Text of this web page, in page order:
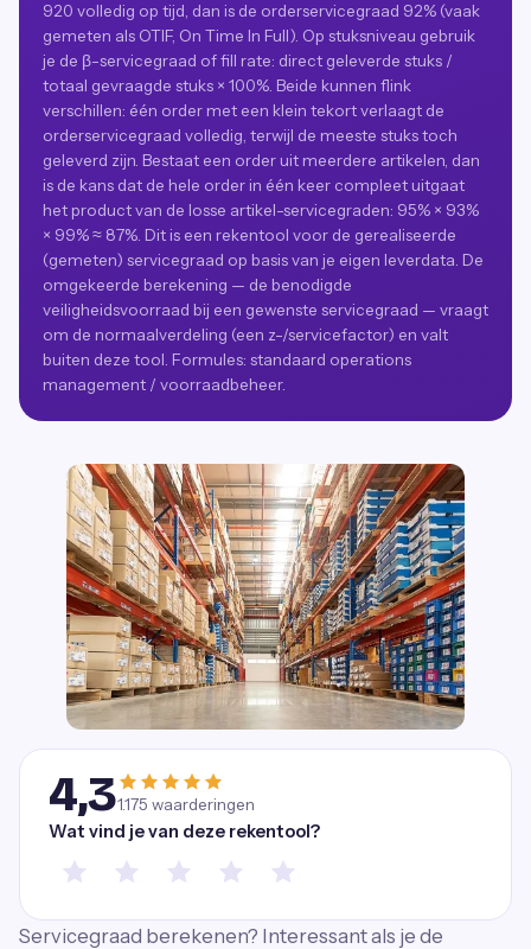
920 volledig op tijd, dan is de orderservicegraad 92% (vaak
gemeten als OTIF, On Time In Full). Op stuksniveau gebruik
je de β-servicegraad of fill rate: direct geleverde stuks /
totaal gevraagde stuks × 100%. Beide kunnen flink
verschillen: één order met een klein tekort verlaagt de
orderservicegraad volledig, terwijl de meeste stuks toch
geleverd zijn. Bestaat een order uit meerdere artikelen, dan
is de kans dat de hele order in één keer compleet uitgaat
het product van de losse artikel-servicegraden: 95% × 93%
× 99% ≈ 87%. Dit is een rekentool voor de gerealiseerde
(gemeten) servicegraad op basis van je eigen leverdata. De
omgekeerde berekening — de benodigde
veiligheidsvoorraad bij een gewenste servicegraad — vraagt
om de normaalverdeling (een z-/servicefactor) en valt
buiten deze tool. Formules: standaard operations
management / voorraadbeheer.
4,31.175 waarderingen
Wat vind je van deze rekentool?
Servicegraad berekenen? Interessant als je de